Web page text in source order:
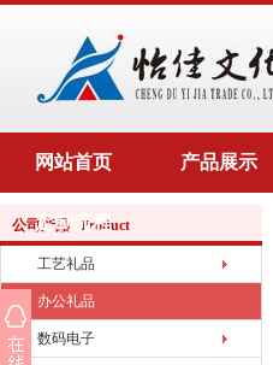
网站首页 产品展示
定制流程
公司产品 Product
工艺礼品
办公礼品
数码电子